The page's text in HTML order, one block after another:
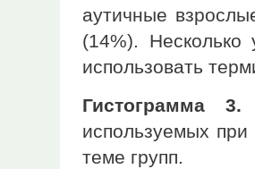
аутичные
(14%). Несколько
использовать
Гистограмма 3.
используемых при
теме групп.